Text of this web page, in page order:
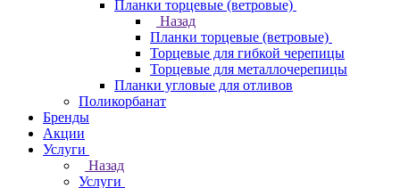
Планки торцевые (ветровые)
Назад
Планки торцевые (ветровые)
Торцевые для гибкой черепицы
Торцевые для металлочерепицы
Планки угловые для отливов
Поликорбанат
Бренды
Акции
Услуги
Назад
Услуги